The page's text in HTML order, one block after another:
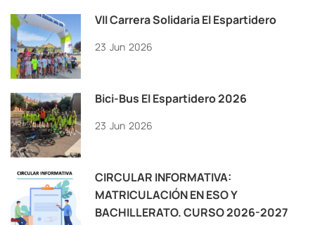
VII Carrera Solidaria El Espartidero
23 Jun 2026
Bici-Bus El Espartidero 2026
23 Jun 2026
CIRCULAR INFORMATIVA:
MATRICULACIÓN EN ESO Y
BACHILLERATO. CURSO 2026-2027